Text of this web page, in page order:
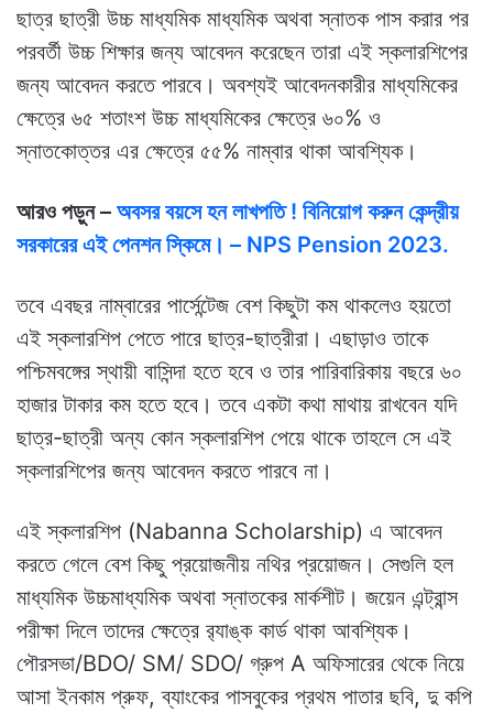
ছাত্র ছাত্রী উচ্চ মাধ্যমিক মাধ্যমিক অথবা স্নাতক পাস করার পর
পরবর্তী উচ্চ শিক্ষার জন্য আবেদন করেছেন তারা এই স্কলারশিপের
জন্য আবেদন করতে পারবে। অবশ্যই আবেদনকারীর মাধ্যমিকের
ক্ষেত্রে ৬৫ শতাংশ উচ্চ মাধ্যমিকের ক্ষেত্রে ৬০% ও
স্নাতকোত্তর এর ক্ষেত্রে ৫৫% নাম্বার থাকা আবশ্যিক।
আরও পড়ুন – অবসর বয়সে হন লাখপতি ! বিনিয়োগ করুন কেন্দ্রীয়
সরকারের এই পেনশন স্কিমে। – NPS Pension 2023.
তবে এবছর নাম্বারের পার্সেন্টেজ বেশ কিছুটা কম থাকলেও হয়তো
এই স্কলারশিপ পেতে পারে ছাত্র-ছাত্রীরা। এছাড়াও তাকে
পশ্চিমবঙ্গের স্থায়ী বাসিন্দা হতে হবে ও তার পারিবারিকায় বছরে ৬০
হাজার টাকার কম হতে হবে। তবে একটা কথা মাথায় রাখবেন যদি
ছাত্র-ছাত্রী অন্য কোন স্কলারশিপ পেয়ে থাকে তাহলে সে এই
স্কলারশিপের জন্য আবেদন করতে পারবে না।
এই স্কলারশিপ (Nabanna Scholarship) এ আবেদন
করতে গেলে বেশ কিছু প্রয়োজনীয় নথির প্রয়োজন। সেগুলি হল
মাধ্যমিক উচ্চমাধ্যমিক অথবা স্নাতকের মার্কশীট। জয়েন এন্ট্রান্স
পরীক্ষা দিলে তাদের ক্ষেত্রে র‍্যাঙ্ক কার্ড থাকা আবশ্যিক।
পৌরসভা/BDO/ SM/ SDO/ গ্রুপ A অফিসারের থেকে নিয়ে
আসা ইনকাম প্রুফ, ব্যাংকের পাসবুকের প্রথম পাতার ছবি, দু কপি